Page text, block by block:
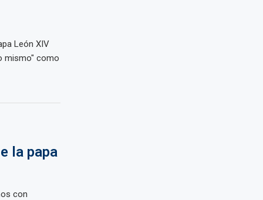
León XIV
mismo" como
la papa
con